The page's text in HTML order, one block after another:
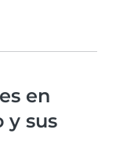
en
y sus